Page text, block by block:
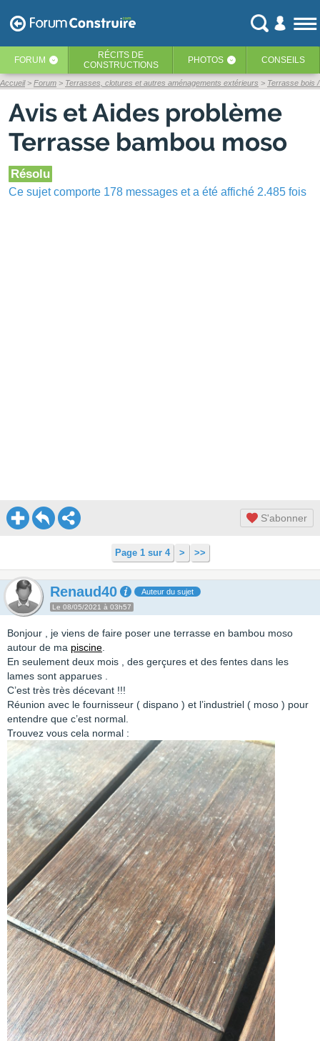
FORUM ‹ RÉCITS DE
CONSTRUCTIONS
PHOTOS ‹ CONSEILS
Accueil Forum Terrasses, clotures et autres aménagements extérieurs Terrasse bois
Avis et Aides problème
Terrasse bambou moso
Résolu
Ce sujet comporte 178 messages et a été affiché 2.485 fois
S'abonner
Page 1 sur 4 > >>
Renaud40 Auteur du sujet
Le 08/05/2021 à 03h57
Bonjour , je viens de faire poser une terrasse en bambou moso
autour de ma piscine
En seulement deux mois , des gerçures et des fentes dans les
lames sont apparues .
C’est très très décevant !!!
Réunion avec le fournisseur ( dispano ) et l’industriel ( moso ) pour
entendre que c’est normal.
Trouvez vous cela normal :